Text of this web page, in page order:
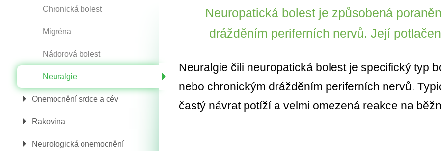
Neuropatická bolest je způsobená
drážděním periferních nervů. Její
Neuralgie čili neuropatická bolest je specifický typ
nebo chronickým drážděním periferních nervů.
častý návrat potíží a velmi omezená reakce na
Chronická bolest
Migréna
Nádorová bolest
Neuralgie
Onemocnění srdce a cév
Rakovina
Neurologická onemocnění